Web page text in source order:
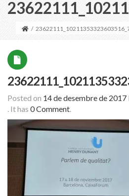
/
Posted on 14 de desembre de 2017
. It has 0 Comment.